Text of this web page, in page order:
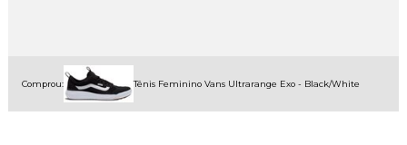
Comprou: Tênis Feminino Vans Ultrarange Exo - Black/White